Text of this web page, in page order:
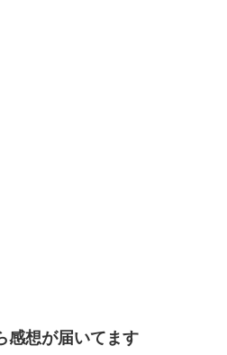
感想が届いてます